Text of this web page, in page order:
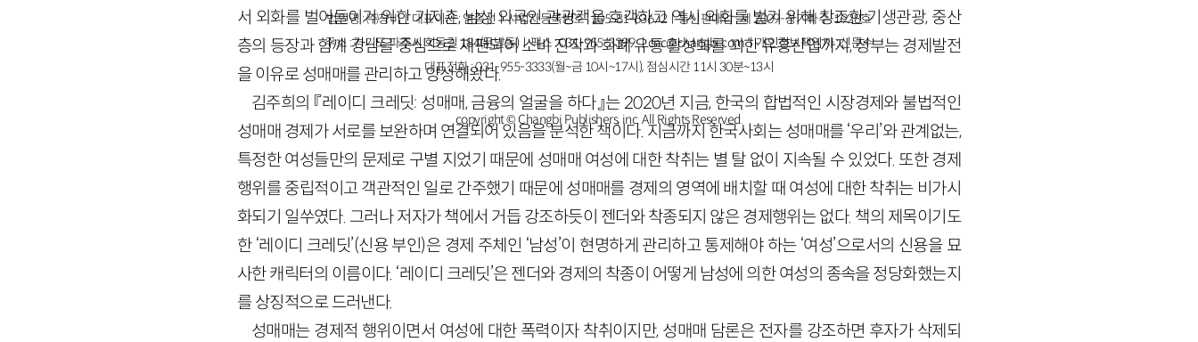
서 외화를 벌어들이기 위한 기지촌, 남성 외국인 관광객을 호객하고 역시 외화를 벌기 위해 창조한 기생관광, 중산
층의 등장과 함께 강남을 중심으로 재편되어 소비 진작과 화폐 유통 활성화를 꾀한 유흥산업까지, 정부는 경제발전
을 이유로 성매매를 관리하고 양성해왔다.
김주희의 『레이디 크레딧: 성매매, 금융의 얼굴을 하다』는 2020년 지금, 한국의 합법적인 시장경제와 불법적인
성매매 경제가 서로를 보완하며 연결되어 있음을 분석한 책이다. 지금까지 한국사회는 성매매를 ‘우리’와 관계없는,
특정한 여성들만의 문제로 구별 지었기 때문에 성매매 여성에 대한 착취는 별 탈 없이 지속될 수 있었다. 또한 경제
행위를 중립적이고 객관적인 일로 간주했기 때문에 성매매를 경제의 영역에 배치할 때 여성에 대한 착취는 비가시
화되기 일쑤였다. 그러나 저자가 책에서 거듭 강조하듯이 젠더와 착종되지 않은 경제행위는 없다. 책의 제목이기도
한 ‘레이디 크레딧’(신용 부인)은 경제 주체인 ‘남성’이 현명하게 관리하고 통제해야 하는 ‘여성’으로서의 신용을 묘
사한 캐릭터의 이름이다. ‘레이디 크레딧’은 젠더와 경제의 착종이 어떻게 남성에 의한 여성의 종속을 정당화했는지
를 상징적으로 드러낸다.
성매매는 경제적 행위이면서 여성에 대한 폭력이자 착취이지만, 성매매 담론은 전자를 강조하면 후자가 삭제되
법인명 : ㈜창비ㅣ대표이사 : 염종선ㅣ사업자등록번호 : 105-81-63672ㅣ통신판매업 : 제 2009-경기파주-1928호
주소 : 경기도 파주시 회동길 184(문발동)ㅣ팩스 : 031-955-3399 ㅣcnc@changbi.comㅣ개인정보책임자 : 신문수
대표전화 : 031-955-3333(월~금 10시~17시), 점심시간 11시 30분~13시
copyright © Changbi Publishers, inc. All Rights Reserved.